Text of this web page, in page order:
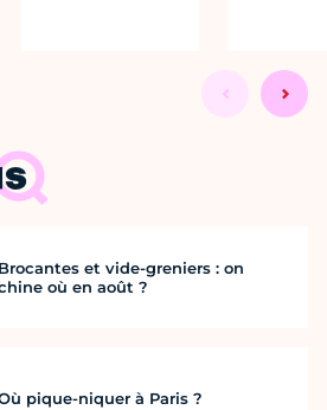
Brocantes et vide-greniers : on
où en août ?
pique-niquer à Paris ?